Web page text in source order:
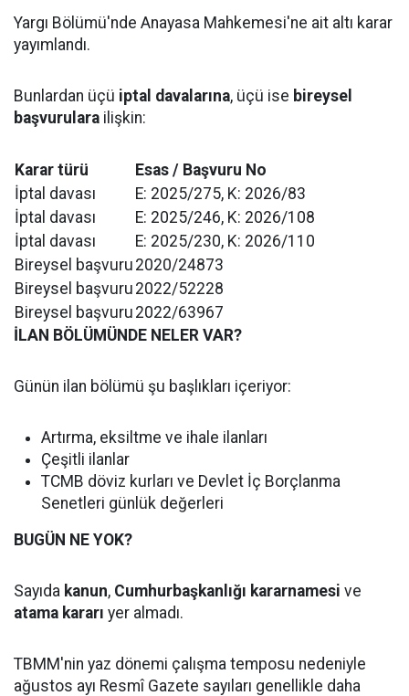
Yargı Bölümü'nde Anayasa Mahkemesi'ne ait altı karar
yayımlandı.
Bunlardan üçü iptal davalarına, üçü ise bireysel
başvurulara ilişkin:
Karar türü
Esas / Başvuru No
İptal davası
E: 2025/275, K: 2026/83
İptal davası
E: 2025/246, K: 2026/108
İptal davası
E: 2025/230, K: 2026/110
Bireysel başvuru 2020/24873
Bireysel başvuru 2022/52228
Bireysel başvuru 2022/63967
İLAN BÖLÜMÜNDE NELER VAR?
Günün ilan bölümü şu başlıkları içeriyor:
Artırma, eksiltme ve ihale ilanları
Çeşitli ilanlar
TCMB döviz kurları ve Devlet İç Borçlanma
Senetleri günlük değerleri
BUGÜN NE YOK?
Sayıda kanun, Cumhurbaşkanlığı kararnamesi ve
atama kararı yer almadı.
TBMM'nin yaz dönemi çalışma temposu nedeniyle
ağustos ayı Resmî Gazete sayıları genellikle daha